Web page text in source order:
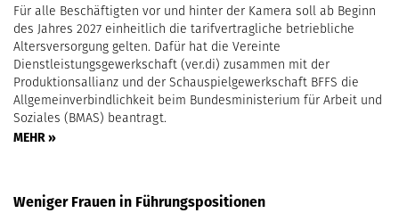
Für alle Beschäftigten vor und hinter der Kamera soll ab Beginn
des Jahres 2027 einheitlich die tarifvertragliche betriebliche
Altersversorgung gelten. Dafür hat die Vereinte
Dienstleistungsgewerkschaft (ver.di) zusammen mit der
Produktionsallianz und der Schauspielgewerkschaft BFFS die
Allgemeinverbindlichkeit beim Bundesministerium für Arbeit und
Soziales (BMAS) beantragt.
MEHR »
Weniger Frauen in Führungspositionen